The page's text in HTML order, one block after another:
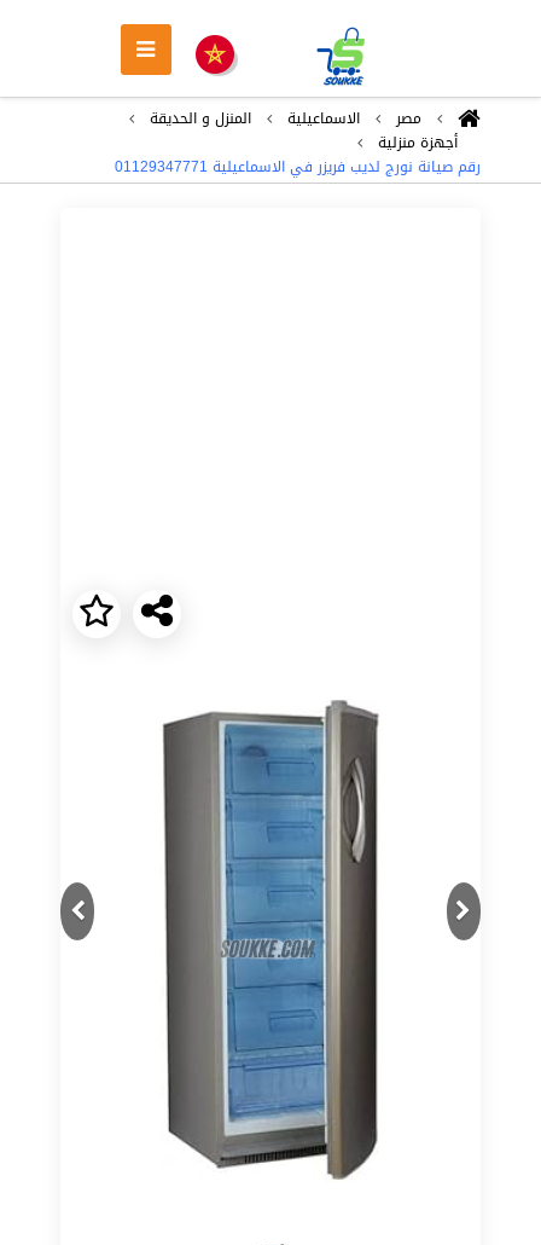
مصر الاسماعيلية
المنزل و الحديقة
أجهزة منزلية
رقم صيانة نورج لديب فريزر في الاسماعيلية 01129347771
Previous
Next